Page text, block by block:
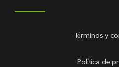
Términos y
Política de